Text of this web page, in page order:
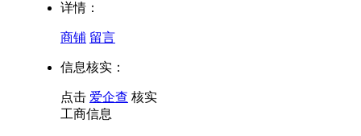
详情：
商铺 留言
信息核实：
点击 爱企查 核实
工商信息